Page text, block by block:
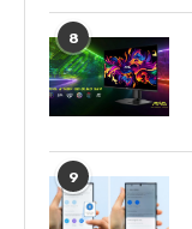
8
9